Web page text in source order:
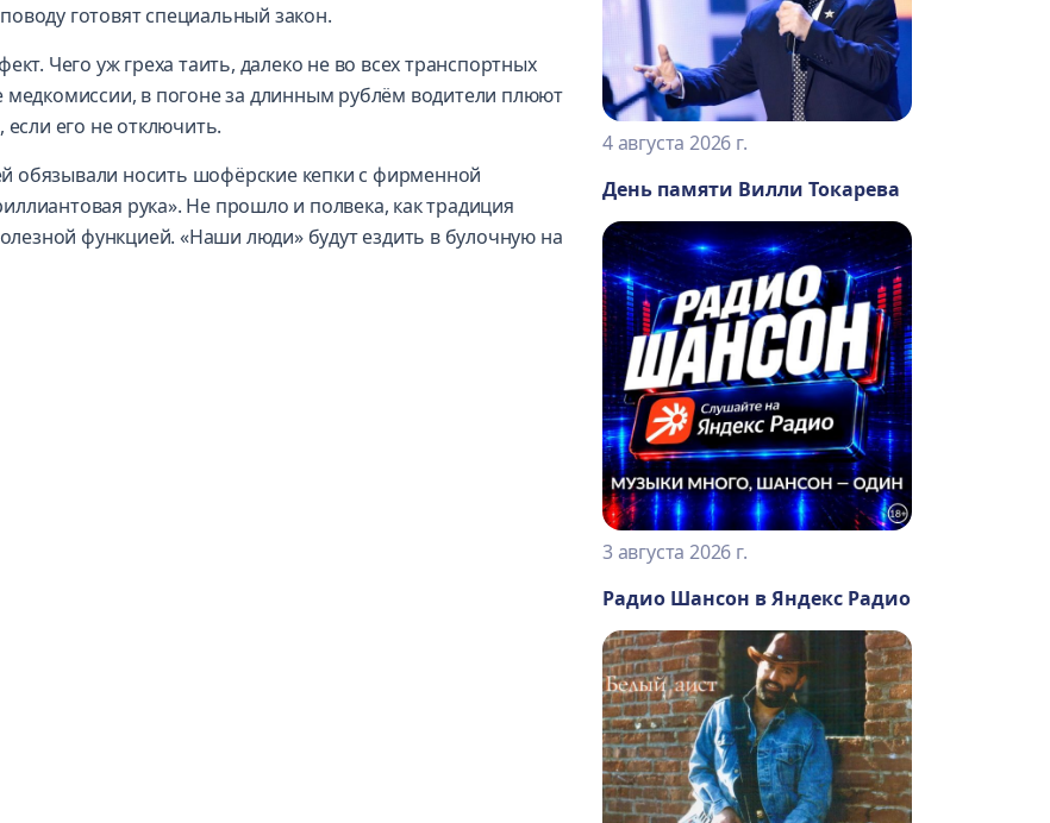
готовят специальный закон.
Чего уж греха таить, далеко не во всех транспортных
в погоне за длинным рублём водители плюют
его не отключить.
обязывали носить шофёрские кепки с фирменной
рука». Не прошло и полвека, как традиция
функцией. «Наши люди» будут ездить в булочную на
4 августа 2026 г.
День памяти Вилли Токарева
3 августа 2026 г.
Радио Шансон в Яндекс Радио